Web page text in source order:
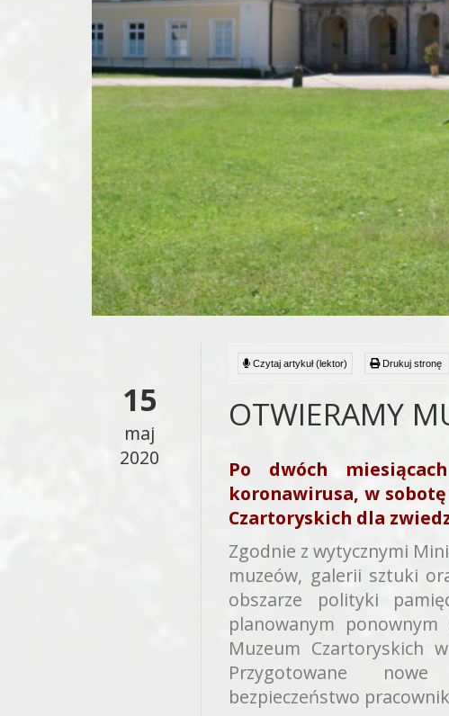
15
maj
2020
Czytaj artykuł (lektor) Drukuj stronę
OTWIERAMY
Po dwóch
koronawirusa, w
Czartoryskich dla
Zgodnie z wytycznymi
muzeów, galerii sztuki
obszarze polityki
planowanym
Muzeum Czartoryskich
Przygotowane
bezpieczeństwo